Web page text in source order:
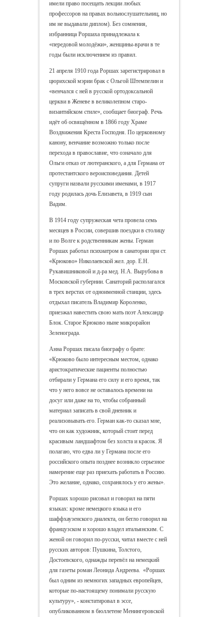
имели право посещать лекции любых
профессоров на правах вольнослушательниц, но
им не выдавали диплом). Без сомнения,
избранница Роршаха принадлежала к
«передовой молодёжи», женщины-врачи в те
годы были исключением из правил.
21 апреля 1910 года Роршах зарегистрировал в
цюрихской мэрии брак с Ольгой Штемпелин и
«венчался с ней в русской ортодоксальной
церкви в Женеве в великолепном старо-
византийском стиле», сообщает биограф. Речь
идёт об освящённом в 1866 году Храме
Воздвижения Креста Господня. По церковному
канону, венчание возможно только после
перехода в православие, что означало для
Ольги отказ от лютеранского, а для Германа от
протестантского вероисповедания. Детей
супруги назвали русскими именами, в 1917
году родилась дочь Елизавета, в 1919 сын
Вадим.
В 1914 году супружеская чета провела семь
месяцев в России, совершив поездки в столицу
и по Волге к родственникам жены. Герман
Роршах работал психиатром в санатории при ст.
«Крюково» Николаевской жел. дор. Е.Н.
Рукавишниковой и д-ра мед. Н.А. Вырубова в
Московской губернии. Санаторий располагался
в трех верстах от одноименной станции, здесь
отдыхал писатель Владимир Короленко,
приезжал навестить свою мать поэт Александр
Блок. Старое Крюково ныне микрорайон
Зеленограда.
Анна Роршах писала биографу о брате:
«Крюково было интересным местом, однако
аристократические пациенты полностью
отбирали у Германа его силу и его время, так
что у него вовсе не оставалось времени на
досуг или даже на то, чтобы собранный
материал записать в свой дневник и
реализовывать его. Герман как-то сказал мне,
что он как художник, который стоит перед
красивым ландшафтом без холста и красок. Я
полагаю, что едва ли у Германа после его
российского опыта позднее возникло серьезное
намерение еще раз приехать работать в Россию.
Это желание, однако, сохранялось у его жены».
Роршах хорошо рисовал и говорил на пяти
языках: кроме немецкого языка и его
шаффхаузенского диалекта, он бегло говорил на
французском и хорошо владел итальянским. С
женой он говорил по-русски, читал вместе с ней
русских авторов: Пушкина, Толстого,
Достоевского, однажды перевёл на немецкий
для газеты роман Леонида Андреева. «Роршах
был одним из немногих западных европейцев,
которые по-настоящему понимали русскую
культуру», - констатировал в эссе,
опубликованном в бюллетене Менингеровской